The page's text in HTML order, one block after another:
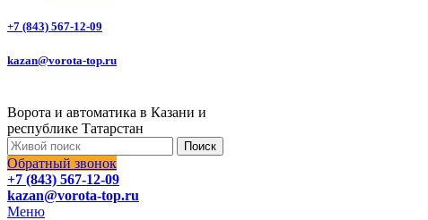
+7 (843) 567-12-09
kazan@vorota-top.ru
Ворота и автоматика в Казани и
республике Татарстан
Поиск
Обратный звонок
+7 (843) 567-12-09
kazan@vorota-top.ru
Меню